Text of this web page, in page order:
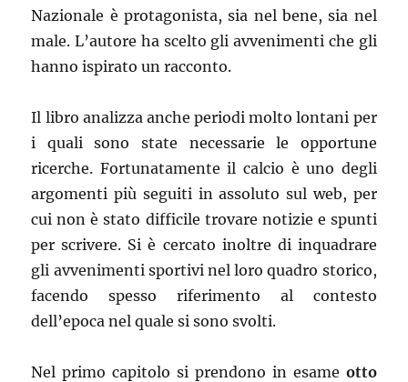
Nazionale è protagonista, sia nel bene, sia nel
male. L’autore ha scelto gli avvenimenti che gli
hanno ispirato un racconto.
Il libro analizza anche periodi molto lontani per
i quali sono state necessarie le opportune
ricerche. Fortunatamente il calcio è uno degli
argomenti più seguiti in assoluto sul web, per
cui non è stato difficile trovare notizie e spunti
per scrivere. Si è cercato inoltre di inquadrare
gli avvenimenti sportivi nel loro quadro storico,
facendo spesso riferimento al contesto
dell’epoca nel quale si sono svolti.
Nel primo capitolo si prendono in esame otto